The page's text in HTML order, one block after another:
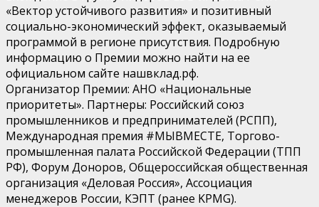
«Вектор устойчивого развития» и позитивный
социально-экономический эффект, оказываемый
программой в регионе присутствия. Подробную
информацию о Премии можно найти на ее
официальном сайте нашвклад.рф.
Организатор Премии: АНО «Национальные
приоритеты». Партнеры: Российский союз
промышленников и предпринимателей (РСПП),
Международная премия #МЫВМЕСТЕ, Торгово-
промышленная палата Российской Федерации (ТПП
РФ), Форум Доноров, Общероссийская общественная
организация «Деловая Россия», Ассоциация
менеджеров России, КЭПТ (ранее KPMG).